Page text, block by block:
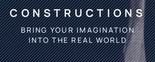
CONSTRUCTIONS
BRING YOUR IMAGINATION
INTO THE REAL WORLD